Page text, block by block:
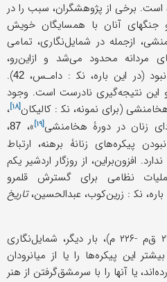
است. برخی از پژوهشگران، سبب را در
جنگهای آنان با همسایگان خویش
ازجمله در شمایل‌نگاری، تمامی
مردانه محدود می‌شد و ازاین‌رو،
(در این باره، نک‍ : دامـس، 42
).
و این نتیجه‌گیری نادرست است. وجود
هخامنشی (برای نمونه، نک‍ : کالیکان[۱۸]
،
زنان در دورۀ هخامنشی[۱۹] »، 87،
پیکره‌های زنانۀ برهنه، ارتباط
افزون‌براین، از روزگار اردشیر یکم
نظامی برای گسترش قلمرو
نک‍ : زرین‌کوب، عبدالحسین،تاریخ
در روزگار شهریاری اشکانیان (۲۳۸ ق‌م -۲۲۶ م)، بار دیگر، شمایل‌نگاری
این پیکره‌ها را یا از میانرودان
یا آنها را با سرمشق‌گرفتن از هنر